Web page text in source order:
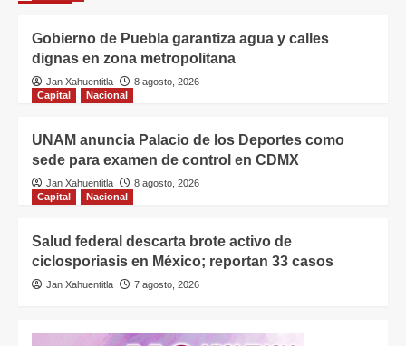
Gobierno de Puebla garantiza agua y calles
dignas en zona metropolitana
Jan Xahuentitla
8 agosto, 2026
Capital
Nacional
UNAM anuncia Palacio de los Deportes como
sede para examen de control en CDMX
Jan Xahuentitla
8 agosto, 2026
Capital
Nacional
Salud federal descarta brote activo de
ciclosporiasis en México; reportan 33 casos
Jan Xahuentitla 7 agosto, 2026